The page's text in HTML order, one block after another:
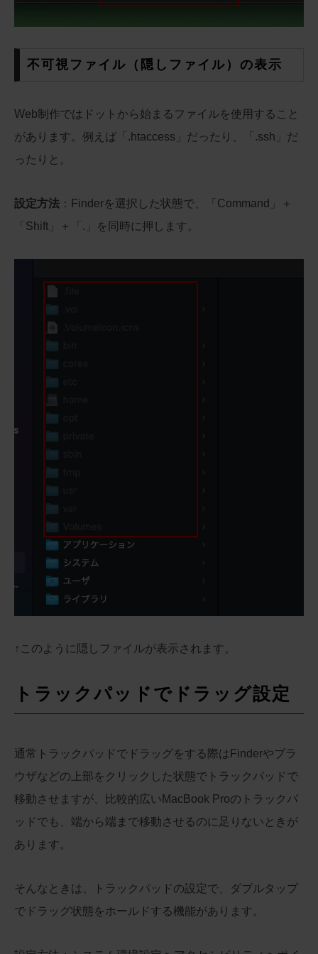
不可視ファイル（隠しファイル）の表示
Web制作ではドットから始まるファイルを使用すること
があります。例えば「.htaccess」だったり、「.ssh」だ
ったりと。
設定方法 ：Finderを選択した状態で、「Command」＋
「Shift」＋「.」を同時に押します。
↑このように隠しファイルが表示されます。
トラックパッドでドラッグ設定
通常トラックパッドでドラッグをする際はFinderやブラ
ウザなどの上部をクリックした状態でトラックパッドで
移動させますが、比較的広いMacBook Proのトラックパ
ッドでも、端から端まで移動させるのに足りないときが
あります。
そんなときは、トラックパッドの設定で、ダブルタップ
でドラッグ状態をホールドする機能があります。